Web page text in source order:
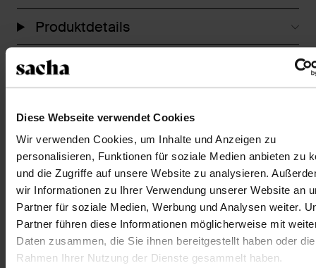
Diese Webseite verwendet Cookies
Wir verwenden Cookies, um Inhalte und Anzeigen zu
personalisieren, Funktionen für soziale Medien anbieten zu
und die Zugriffe auf unsere Website zu analysieren.
wir Informationen zu Ihrer Verwendung unserer Website an
Partner für soziale Medien, Werbung und Analysen weiter.
Partner führen diese Informationen möglicherweise mit
Daten zusammen, die Sie ihnen bereitgestellt haben oder
Rahmen Ihrer Nutzung der Dienste gesammelt haben.
Produktdetails
Lieferung & Rücksendung
Was andere kauften
- 65%
Item